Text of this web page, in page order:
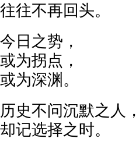
往往不再回头。
今日之势，
或为拐点，
或为深渊。
历史不问沉默之人，
却记选择之时。